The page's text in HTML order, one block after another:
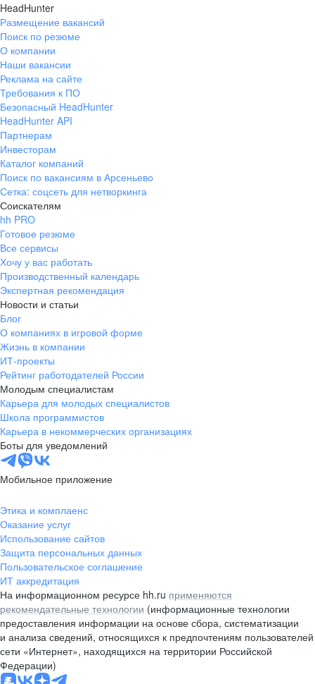
HeadHunter
Размещение вакансий
Поиск по резюме
О компании
Наши вакансии
Реклама на сайте
Требования к ПО
Безопасный HeadHunter
HeadHunter API
Партнерам
Инвесторам
Каталог компаний
Поиск по вакансиям в Арсеньево
Сетка: соцсеть для нетворкинга
Соискателям
hh PRO
Готовое резюме
Все сервисы
Хочу у вас работать
Производственный календарь
Экспертная рекомендация
Новости и статьи
Блог
О компаниях в игровой форме
Жизнь в компании
ИТ-проекты
Рейтинг работодателей России
Молодым специалистам
Карьера для молодых специалистов
Школа программистов
Карьера в некоммерческих организациях
Боты для уведомлений
Мобильное приложение
Этика и комплаенс
Оказание услуг
Использование сайтов
Защита персональных данных
Пользовательское соглашение
ИТ аккредитация
На информационном ресурсе hh.ru применяются
рекомендательные технологии (информационные технологии
предоставления информации на основе сбора, систематизации
и анализа сведений, относящихся к предпочтениям пользователей
сети «Интернет», находящихся на территории Российской
Федерации)